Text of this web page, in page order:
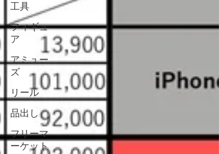
工具
フィギュ
ア
アミュー
ズ
リール
品出し
フリーマ
ーケット